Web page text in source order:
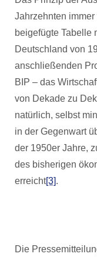
Jahrzehnten
beigefügte Tabelle
Deutschland von
anschließenden
BIP – das
von Dekade zu
natürlich, selbst
in der Gegenwart
der 1950er Jahre,
des bisherigen
erreicht[3].
Die